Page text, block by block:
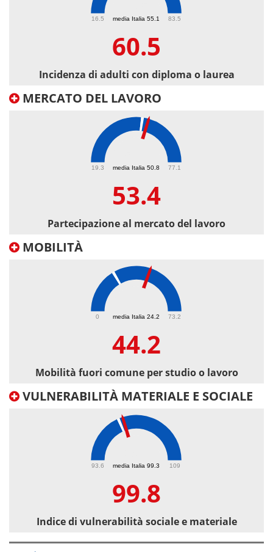
media Italia 55.1
16.5 83.5
60.5
Incidenza di adulti con diploma o laurea
MERCATO DEL LAVORO
media Italia 50.8
19.3 77.1
53.4
Partecipazione al mercato del lavoro
MOBILITÀ
media Italia 24.2
0 73.2
44.2
Mobilità fuori comune per studio o lavoro
VULNERABILITÀ MATERIALE E SOCIALE
media Italia 99.3
93.6 109
99.8
Indice di vulnerabilità sociale e materiale